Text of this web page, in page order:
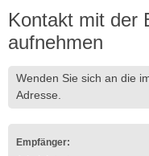
Kontakt mit der
aufnehmen
Wenden Sie sich an die
Adresse.
Empfänger: